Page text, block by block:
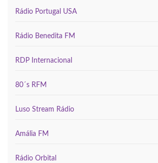
Rádio Portugal USA
Rádio Benedita FM
RDP Internacional
80´s RFM
Luso Stream Rádio
Amália FM
Rádio Orbital